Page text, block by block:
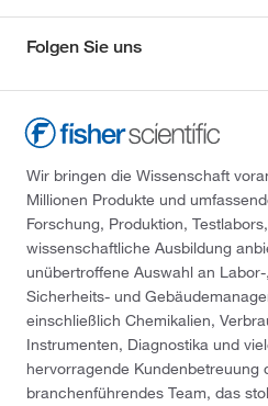
Folgen Sie uns
Wir bringen die Wissenschaft
Millionen Produkte und
Forschung, Produktion,
wissenschaftliche Ausbildung
unübertroffene Auswahl an
Sicherheits- und
einschließlich Chemikalien,
Instrumenten, Diagnostika und
hervorragende Kundenbetreuung
branchenführendes Team, das